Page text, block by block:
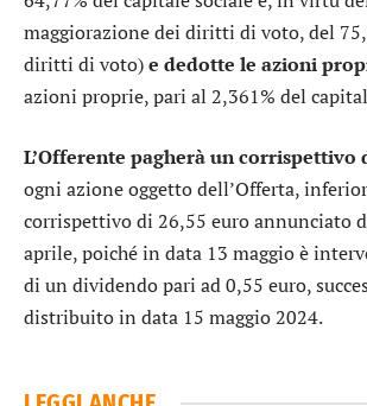
maggiorazione dei diritti di voto, del
diritti di voto)e dedotte le azioni
azioni proprie, pari al 2,361% del
L’Offerente pagherà un corrispettivo
ogni azione oggetto dell’Offerta,
corrispettivo di 26,55 euro annunciato
aprile, poiché in data 13 maggio è
di un dividendo pari ad 0,55 euro,
distribuito in data 15 maggio 2024.